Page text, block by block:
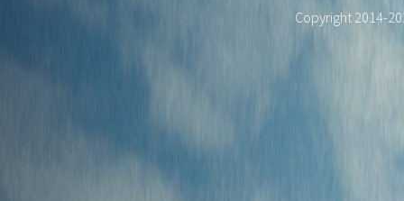
Copyright 2014-